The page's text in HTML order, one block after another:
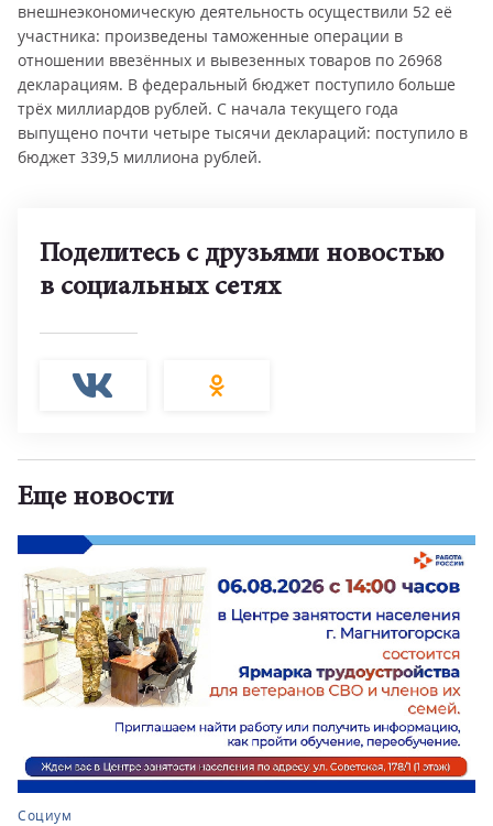
внешнеэкономическую деятельность осуществили 52 её
участника: произведены таможенные операции в
отношении ввезённых и вывезенных товаров по 26968
декларациям. В федеральный бюджет поступило больше
трёх миллиардов рублей. С начала текущего года
выпущено почти четыре тысячи деклараций: поступило в
бюджет 339,5 миллиона рублей.
Поделитесь с друзьями новостью
в социальных сетях
Еще новости
Социум